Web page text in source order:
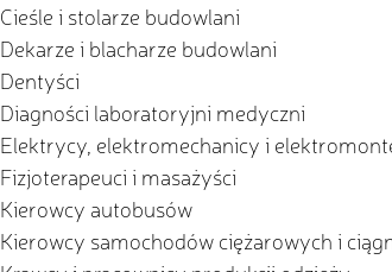
Cieśle i stolarze budowlani
Dekarze i blacharze budowlani
Dentyści
Diagności laboratoryjni medyczni
Elektrycy, elektromechanicy i
Fizjoterapeuci i masażyści
Kierowcy autobusów
Kierowcy samochodów ciężarowych i